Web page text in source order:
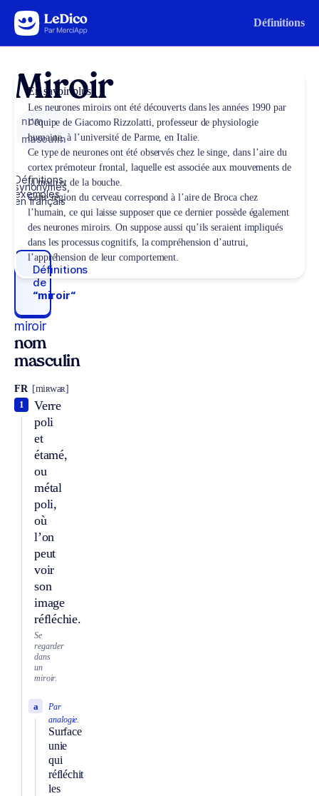
Aller au contenu Définitions
Miroir
nom
masculin
Définitions,
synonymes,
exemples
en français
Définitions
de
“miroir“
miroir
nom
masculin
FR [miʀwaʀ]
Verre
poli
et
étamé,
ou
métal
poli,
où
l’on
peut
voir
son
image
réfléchie.
1
Se
regarder
dans
un
miroir.
Par
analogie.
Surface
unie
qui
réfléchit
les
a
En savoir plus
Les neurones miroirs ont été découverts dans les années 1990 par
l’équipe de Giacomo Rizzolatti, professeur de physiologie
humaine, à l’université de Parme, en Italie.
Ce type de neurones ont été observés chez le singe, dans l’aire du
cortex prémoteur frontal, laquelle est associée aux mouvements de
la main et de la bouche.
Cette région du cerveau correspond à l’aire de Broca chez
l’humain, ce qui laisse supposer que ce dernier possède également
des neurones miroirs. On suppose aussi qu’ils seraient impliqués
dans les processus cognitifs, la compréhension d’autrui,
l’appréhension de leur comportement.